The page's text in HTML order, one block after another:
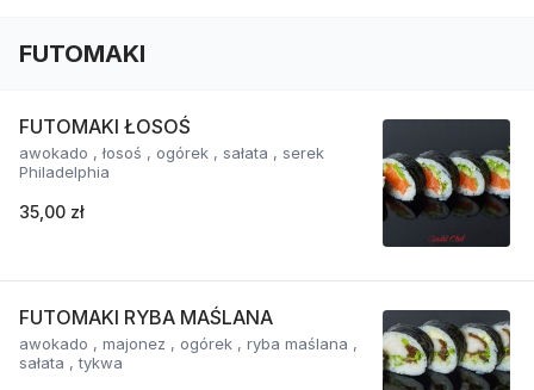
FUTOMAKI
FUTOMAKI ŁOSOŚ
awokado , łosoś , ogórek , sałata , serek
Philadelphia
35,00 zł
FUTOMAKI RYBA MAŚLANA
awokado , majonez , ogórek , ryba maślana ,
sałata , tykwa